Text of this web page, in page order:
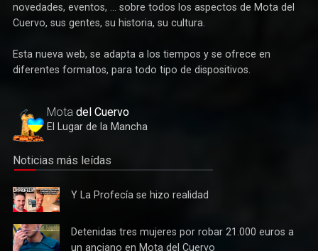
Deportes
Durante estos 28 años hemos tratado de ofrecerles noticias,
novedades, eventos, ... sobre todos los aspectos de Mota del
Esta nueva web, se adapta a los tiempos y se ofrece en
Motadel Cuervo
Y La
Profecía
se hizo
Detenidas
Detenidas tres mujeres por robar 21.000 euros a